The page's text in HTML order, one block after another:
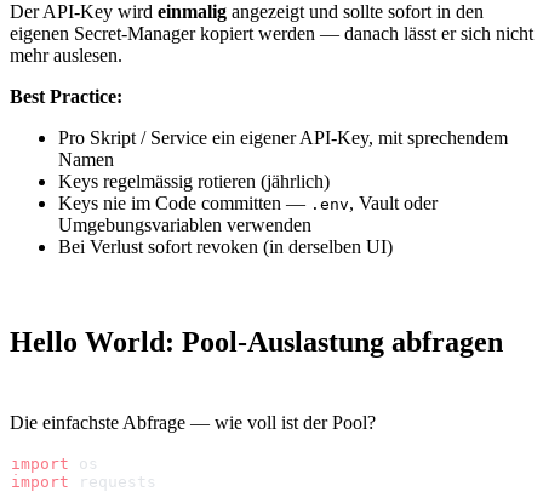
Der API-Key wird einmalig angezeigt und sollte sofort in den
eigenen Secret-Manager kopiert werden — danach lässt er sich nicht
mehr auslesen.
Best Practice:
Pro Skript / Service ein eigener API-Key, mit sprechendem
Namen
Keys regelmässig rotieren (jährlich)
Keys nie im Code committen — .env, Vault oder
Umgebungsvariablen verwenden
Bei Verlust sofort revoken (in derselben UI)
Hello World: Pool-Auslastung abfragen
Die einfachste Abfrage — wie voll ist der Pool?
import os
import requests